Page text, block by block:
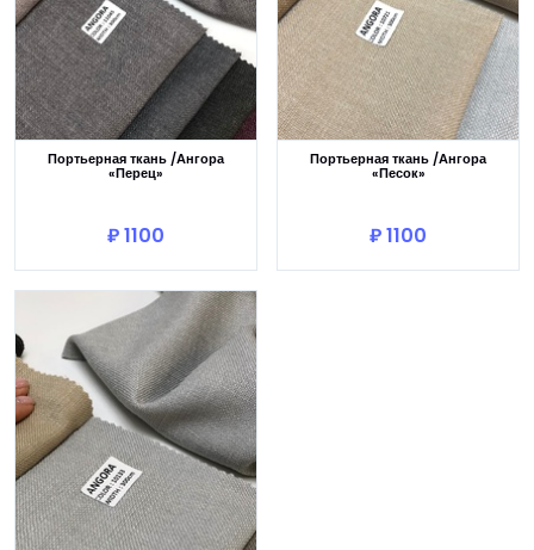
Портьерная ткань /Ангора
«Перец»
₽ 1100
Портьерная ткань /Ангора
«Песок»
₽ 1100